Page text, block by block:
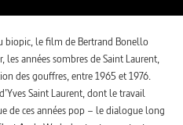
biopic, le film de Bertrand Bonello
les années sombres de Saint Laurent,
des gouffres, entre 1965 et 1976.
Saint Laurent, dont le travail
de ces années pop – le dialogue long